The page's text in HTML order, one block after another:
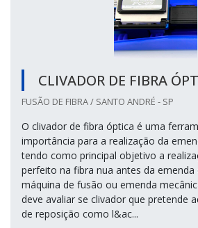
CLIVADOR DE FIBRA
FUSÃO DE FIBRA / SANTO ANDRÉ - SP
O clivador de fibra óptica é uma
importância para a realização da
tendo como principal objetivo a
perfeito na fibra nua antes da emenda
máquina de fusão ou emenda
deve avaliar se clivador que pretende
de reposição como l&ac...